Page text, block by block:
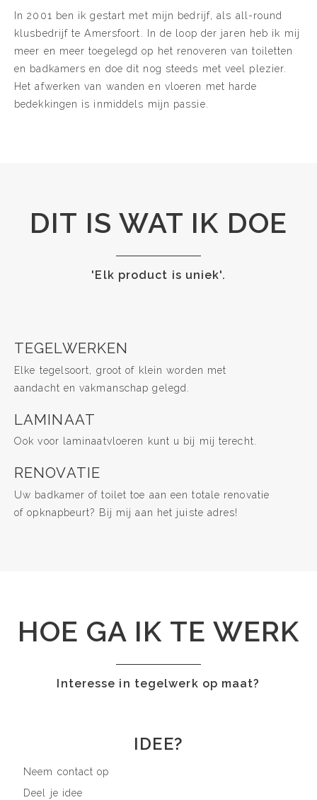
In 2001 ben ik gestart met mijn bedrijf, als all-round
klusbedrijf te Amersfoort. In de loop der jaren heb ik mij
meer en meer toegelegd op het renoveren van toiletten
en badkamers en doe dit nog steeds met veel plezier.
Het afwerken van wanden en vloeren met harde
bedekkingen is inmiddels mijn passie.
DIT IS WAT IK DOE
'Elk product is uniek'.
TEGELWERKEN
Elke tegelsoort, groot of klein worden met
aandacht en vakmanschap gelegd.
LAMINAAT
Ook voor laminaatvloeren kunt u bij mij terecht.
RENOVATIE
Uw badkamer of toilet toe aan een totale renovatie
of opknapbeurt? Bij mij aan het juiste adres!
HOE GA IK TE WERK
Interesse in tegelwerk op maat?
IDEE?
Neem contact op
Deel je idee